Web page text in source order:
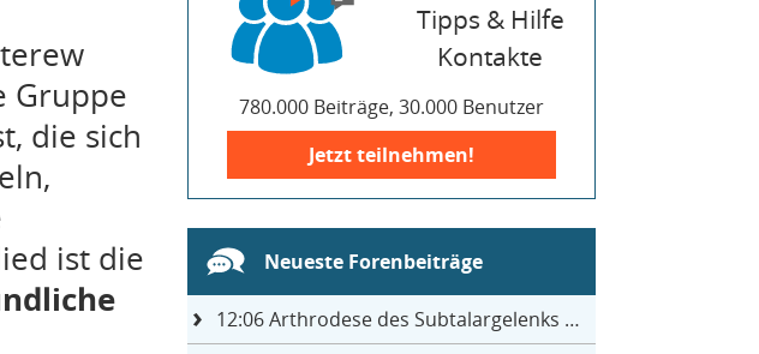
Gruppe
die sich
ist die
Tipps & Hilfe
Kontakte
780.000 Beiträge, 30.000 Benutzer
Jetzt teilnehmen!
Neueste Forenbeiträge
12:06Arthrodese des Subtalargelenks mit 27